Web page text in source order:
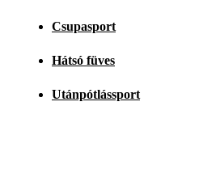
Csupasport
Hátsó füves
Utánpótlássport